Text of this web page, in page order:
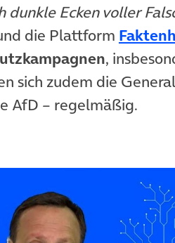
Ecken voller
die Plattform
,
sich zudem die
AfD – regelmäßig.